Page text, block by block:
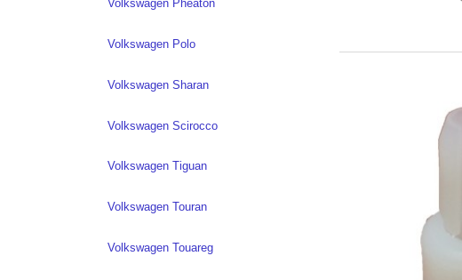
Volkswagen Pheaton
Volkswagen Polo
Volkswagen Sharan
Volkswagen Scirocco
Volkswagen Tiguan
Volkswagen Touran
Volkswagen Touareg